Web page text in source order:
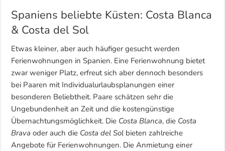
Spaniens beliebte Küsten: Costa Blanca
& Costa del Sol
Etwas kleiner, aber auch häufiger gesucht werden
Ferienwohnungen in Spanien. Eine Ferienwohnung bietet
zwar weniger Platz, erfreut sich aber dennoch besonders
bei Paaren mit Individualurlaubsplanungen einer
besonderen Beliebtheit. Paare schätzen sehr die
Ungebundenheit an Zeit und die kostengünstige
Übernachtungsmöglichkeit. Die Costa Blanca, die Costa
Brava oder auch die Costa del Sol bieten zahlreiche
Angebote für Ferienwohnungen. Die Anmietung einer